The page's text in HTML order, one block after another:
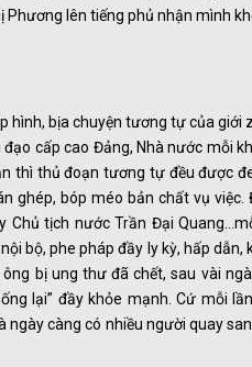
Phương lên tiếng phủ nhận mình
hình, bịa chuyện tương tự của
cấp cao Đảng, Nhà nước mỗi
thì thủ đoạn tương tự đều được
ghép, bóp méo bản chất vụ việc.
Chủ tịch nước Trần Đại
bộ, phe pháp đầy ly kỳ, hấp dẫn,
bị ung thư đã chết, sau vài
lại” đầy khỏe mạnh. Cứ mỗi
ngày càng có nhiều người quay